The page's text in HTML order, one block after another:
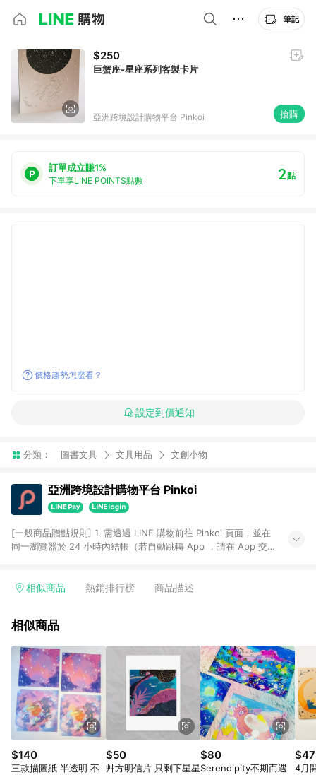
筆記
$250
巨蟹座-星座系列客製卡片
亞洲跨境設計購物平台 Pinkoi 搶購
訂單成立賺1%
下單享LINE POINTS點數 2點
價格趨勢怎麼看？
設定到價通知
分類： 圖書文具 文具用品 文創小物
亞洲跨境設計購物平台 Pinkoi
[一般商品贈點規則] 1. 需透過 LINE 購物前往 Pinkoi 頁面，並在
同一瀏覽器於 24 小時內結帳（若自動跳轉 App ，請在 App 交
回饋訂單不得享有 Pinkoi 站方優惠，例如首購優惠，P coins，
行為，不具贈點資格，部分退款不在此限。 6. APP 請更新至
貨後 45 天後發送。 8. 群眾募資商品，禮物卡，開館保證金，補
運費，攤位費等不具贈點資格。 9. LINE 購物站上之商品規格、
顏色、價位、贈品如與 Pinkoi 商品資訊頁及購物車不符，以
Pinkoi 購物商品資訊頁及購物車標示為準。 10. 點數紅包使用規
則請以點數紅包活動說明為準。 11. 若於 LINE 購物前往 Pinkoi
頁面後才首次下載 Pinkoi APP 並完成訂單，不符合導購資格；承
上，首次下載 Pinkoi APP 後，需透過 LINE 購物前往 Pinkoi 頁
面，方享導購資格。
相似商品 熱銷排行榜 商品描述
相似商品
$140
三款描圖紙 半透明 不
$50
艸方明信片 只剩下星星
$80
Serendipity不期而遇
4月